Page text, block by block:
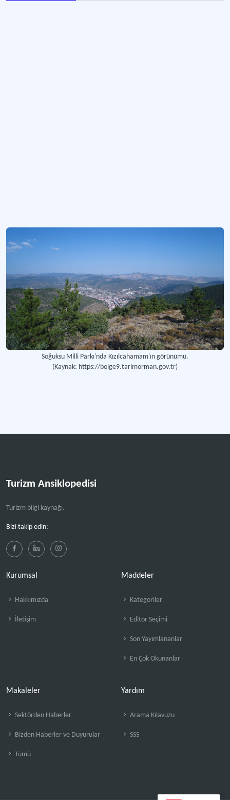
Soğuksu Milli Parkı'nda Kızılcahamam'ın görünümü.
(Kaynak: https://bolge9.tarimorman.gov.tr)
Turizm Ansiklopedisi
Turizm bilgi kaynağı.
Bizi takip edin:
Kurumsal
Hakkımızda
İletişim
Maddeler
Kategoriler
Editör Seçimi
Son Yayımlananlar
En Çok Okunanlar
Makaleler
Sektörden Haberler
Bizden Haberler ve Duyurular
Tümü
Yardım
Arama Kılavuzu
SSS